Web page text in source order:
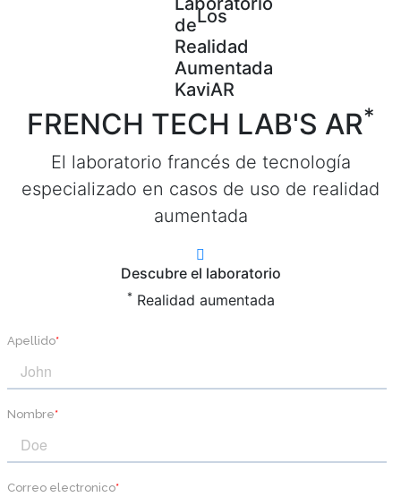
Los
FRENCH TECH LAB'S AR*
El laboratorio francés de tecnología
especializado en casos de uso de realidad
aumentada
Descubre el laboratorio
*Realidad aumentada